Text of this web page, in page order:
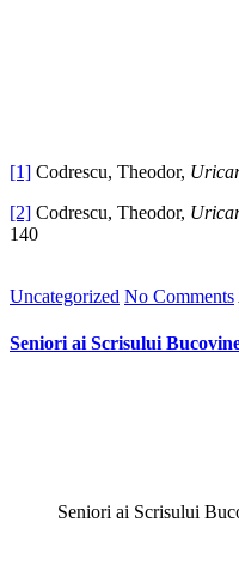
[1] Codrescu, Theodor,
[2] Codrescu, Theodor,
140
Uncategorized No Comments
Seniori ai Scrisului
Seniori ai Scrisului